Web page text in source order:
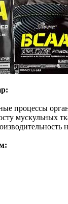
процессы
мускульных